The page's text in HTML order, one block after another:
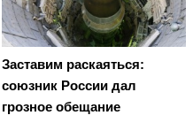
Заставим раскаяться:
союзник России дал
грозное обещание